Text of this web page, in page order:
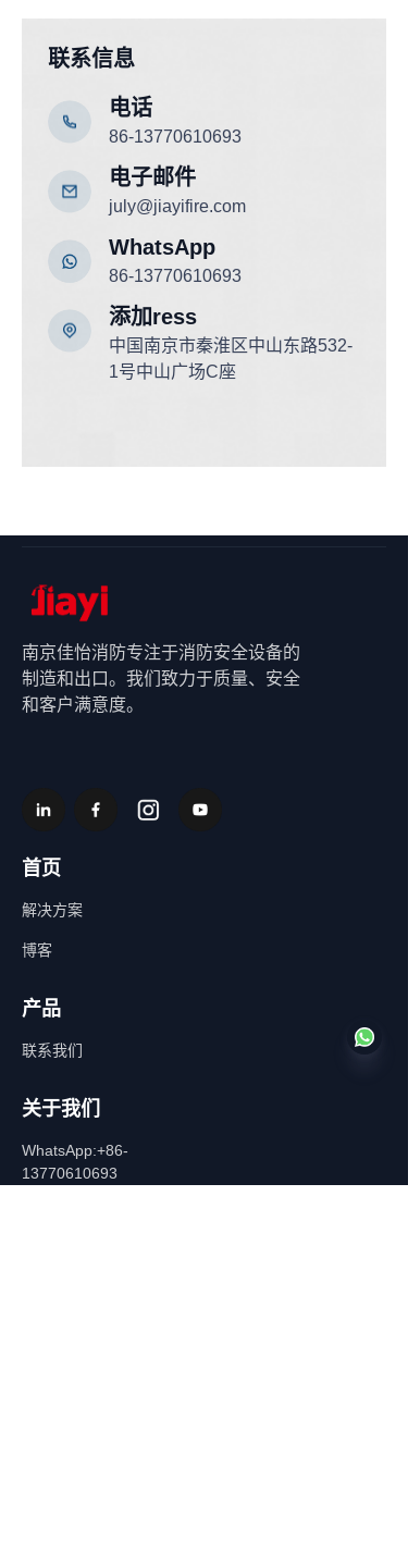
联系信息
86-13770610693
WhatsApp
电话
86-13770610693
july@jiayifire.com
电子邮件
添加ress
中国南京市秦淮区中山东路532-
1号中山广场C座
首页
产品
关于我们
解决方案
WhatsApp:+86-
13770610693
联系我们
博客
南京佳怡消防专注于消防安全设备的
制造和出口。我们致力于质量、安全
和客户满意度。
CN